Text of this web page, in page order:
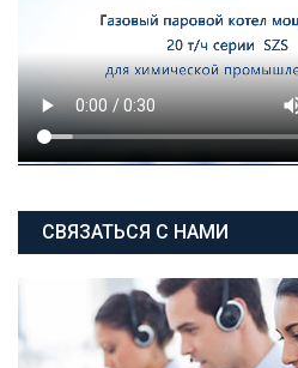
СВЯЗАТЬСЯ С НАМИ